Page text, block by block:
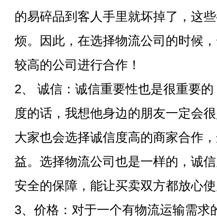
的易碎品到客人手里就坏掉了，这
烦。因此，在选择物流公司的时候
较高的公司进行合作！
2、 诚信：诚信重要性也是很重要
度的话，我想他身边的朋友一定会
大家也会选择诚信度高的商家合作
益。选择物流公司也是一样的，诚
安全的保障，能让买卖双方都放心
3、价格：对于一个有物流运输需求